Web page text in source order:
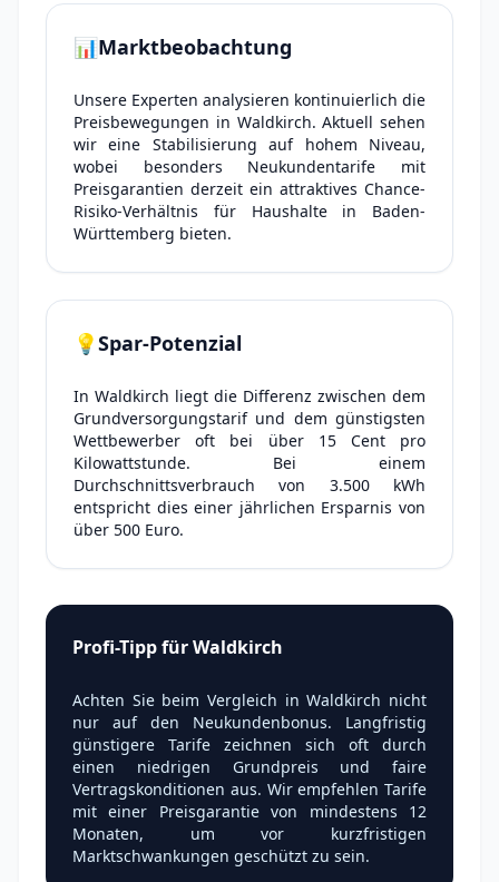
📊Marktbeobachtung
Unsere Experten analysieren kontinuierlich die
Preisbewegungen in Waldkirch. Aktuell sehen
wir eine Stabilisierung auf hohem Niveau,
wobei besonders Neukundentarife mit
Preisgarantien derzeit ein attraktives Chance-
Risiko-Verhältnis für Haushalte in Baden-
Württemberg bieten.
💡Spar-Potenzial
In Waldkirch liegt die Differenz zwischen dem
Grundversorgungstarif und dem günstigsten
Wettbewerber oft bei über 15 Cent pro
Kilowattstunde. Bei einem
Durchschnittsverbrauch von 3.500 kWh
entspricht dies einer jährlichen Ersparnis von
über 500 Euro.
Profi-Tipp für Waldkirch
Achten Sie beim Vergleich in Waldkirch nicht
nur auf den Neukundenbonus. Langfristig
günstigere Tarife zeichnen sich oft durch
einen niedrigen Grundpreis und faire
Vertragskonditionen aus. Wir empfehlen Tarife
mit einer Preisgarantie von mindestens 12
Monaten, um vor kurzfristigen
Marktschwankungen geschützt zu sein.